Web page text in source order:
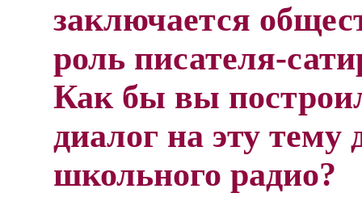
заключается
роль писателя-
Как бы вы
диалог на эту тему
школьного радио?